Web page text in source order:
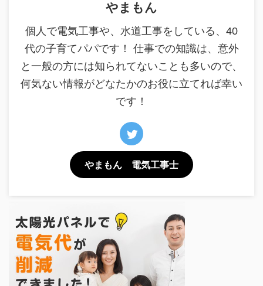
やまもん
個人で電気工事や、水道工事をしている、40
代の子育てパパです！ 仕事での知識は、意外
と一般の方には知られてないことも多いので、
何気ない情報がどなたかのお役に立てれば幸い
です！
やまもん 電気工事士